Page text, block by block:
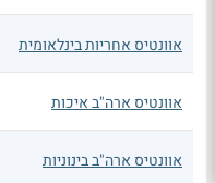
אוונטיס אחריות בינלאומית
אוונטיס ארה"ב איכות
אוונטיס ארה"ב בינוניות